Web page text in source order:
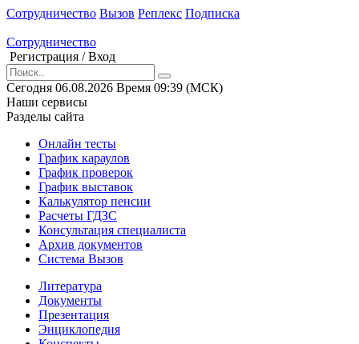
Сотрудничество Вызов Реплекс Подписка
Сотрудничество
Регистрация /Вход
Сегодня 06.08.2026 Время 09:39 (МСК)
Наши сервисы
Разделы сайта
Онлайн тесты
График караулов
График проверок
График выставок
Калькулятор пенсии
Расчеты ГДЗС
Консультация специалиста
Архив документов
Система Вызов
Литература
Документы
Презентация
Энциклопедия